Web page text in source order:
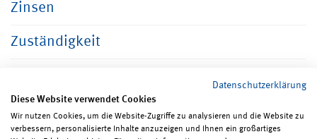
Zinsen
Zuständigkeit
Seite teilen Seite drucken
Datenschutzerklärung
Diese Website verwendet Cookies
Wir nutzen Cookies, um die Website-Zugriffe zu analysieren und die Website zu
verbessern, personalisierte Inhalte anzuzeigen und Ihnen ein großartiges